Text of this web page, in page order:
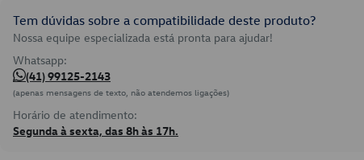
Tem dúvidas sobre a compatibilidade deste produto?
Nossa equipe especializada está pronta para ajudar!
Whatsapp:
(41) 99125-2143
(apenas mensagens de texto, não atendemos ligações)
Horário de atendimento:
Segunda à sexta, das 8h às 17h.